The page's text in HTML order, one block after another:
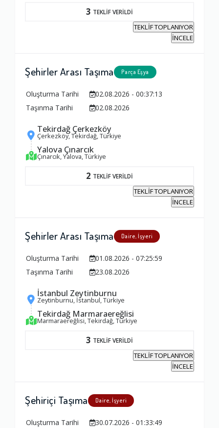
3 TEKLİF VERİLDİ
TEKLİF TOPLANIYOR
İNCELE
Şehirler Arası Taşıma Parça Eşya
Oluşturma Tarihi
02.08.2026 - 00:37:13
Taşınma Tarihi
02.08.2026
Tekirdağ Çerkezköy
Çerkezköy, Tekirdağ, Türkiye
Yalova Çınarcık
Çınarcık, Yalova, Türkiye
2 TEKLİF VERİLDİ
TEKLİF TOPLANIYOR
İNCELE
Şehirler Arası Taşıma Daire, İşyeri
Oluşturma Tarihi
01.08.2026 - 07:25:59
Taşınma Tarihi
23.08.2026
İstanbul Zeytinburnu
Zeytinburnu, İstanbul, Türkiye
Tekirdağ Marmaraereğlisi
Marmaraereğlisi, Tekirdağ, Türkiye
3 TEKLİF VERİLDİ
TEKLİF TOPLANIYOR
İNCELE
Şehiriçi Taşıma Daire, İşyeri
Oluşturma Tarihi
30.07.2026 - 01:33:49
Firma ile İletişim
1.0
1.0
Firma Çalışanları
Fiyatlandırma Dengesi